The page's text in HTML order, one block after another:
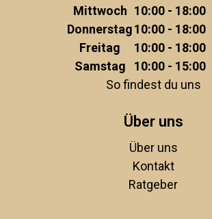
Mittwoch 10:00 - 18:00
Donnerstag10:00 - 18:00
Freitag
10:00 - 18:00
Samstag
10:00 - 15:00
So findest du uns
Über uns
Über uns
Kontakt
Ratgeber